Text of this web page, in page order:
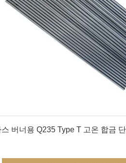
스 버너용 Q235 Type T 고온 합금